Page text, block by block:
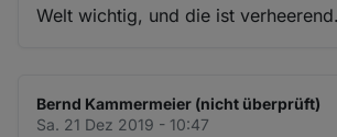
Welt wichtig, und die ist verheerend.
Bernd Kammermeier (nicht überprüft)
Sa. 21 Dez 2019 - 10:47